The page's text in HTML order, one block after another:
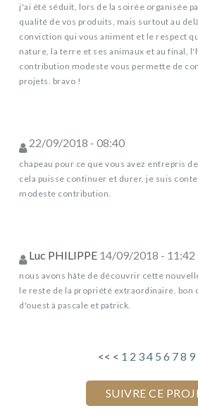
j'ai été séduit, lors de la soirée organisée
qualité de vos produits, mais surtout au
conviction qui vous animent et le respect
nature, la terre et ses animaux et au final,
contribution modeste vous permette de
projets. bravo !
22/09/2018 - 08:40
chapeau pour ce que vous avez entrepris
cela puisse continuer et durer, je suis
modeste contribution.
Luc PHILIPPE 14/09/2018 - 11:42
nous avons hâte de découvrir cette
le reste de la propriété extraordinaire. bon
d'ouest à pascale et patrick.
<< < 1 2 34 5 6 78 9